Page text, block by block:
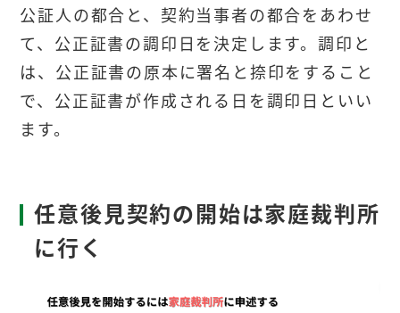
公証人の都合と、契約当事者の都合をあわせ
て、公正証書の調印日を決定します。調印と
は、公正証書の原本に署名と捺印をすること
で、公正証書が作成される日を調印日といい
ます。
任意後見契約の開始は家庭裁判所
に行く